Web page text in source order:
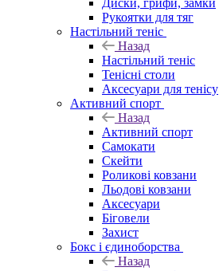
Диски, грифи, замки
Рукоятки для тяг
Настільний теніс
Назад
Настільний теніс
Тенісні столи
Аксесуари для тенісу
Активний спорт
Назад
Активний спорт
Самокати
Скейти
Роликові ковзани
Льодові ковзани
Аксесуари
Біговели
Захист
Бокс і єдиноборства
Назад